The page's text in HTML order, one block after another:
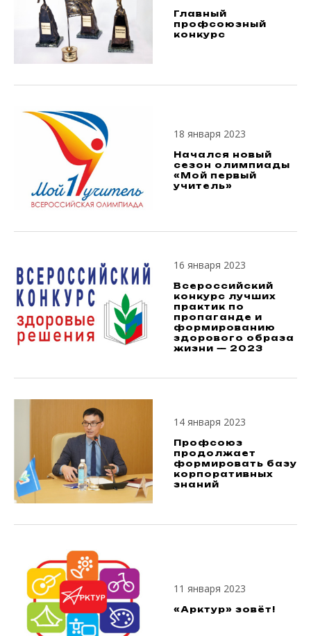
Главный
профсоюзный
конкурс
18 января 2023
Начался новый
сезон олимпиады
«Мой первый
учитель»
16 января 2023
Всероссийский
конкурс лучших
практик по
пропаганде и
формированию
здорового образа
жизни — 2023
14 января 2023
Профсоюз
продолжает
формировать базу
корпоративных
знаний
11 января 2023
«Арктур» зовёт!